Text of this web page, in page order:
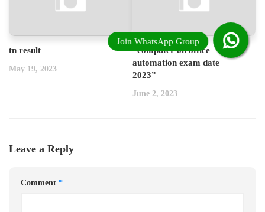
tn result
May 19, 2023
“computer on office
automation exam date
2023”
June 2, 2023
Leave a Reply
Comment *